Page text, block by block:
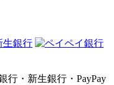
行・新生銀行・PayPay